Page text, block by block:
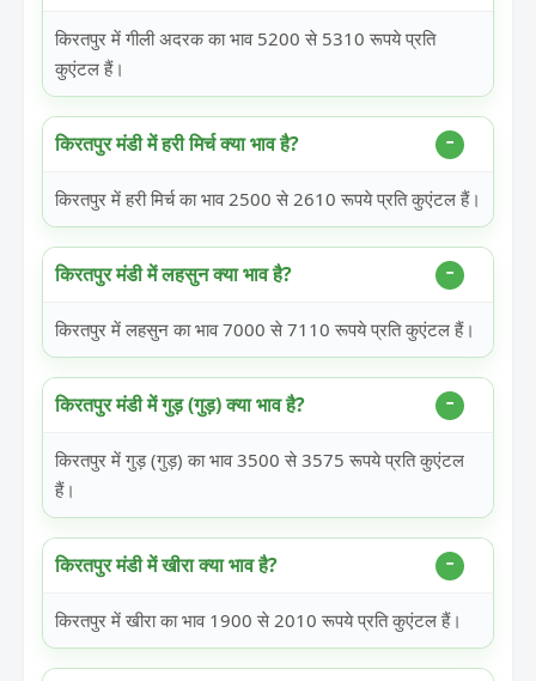
किरतपुर में गीली अदरक का भाव 5200 से 5310 रूपये प्रति
कुएंटल हैं।
किरतपुर मंडी में हरी मिर्च क्या भाव है?
किरतपुर में हरी मिर्च का भाव 2500 से 2610 रूपये प्रति कुएंटल हैं।
किरतपुर मंडी में लहसुन क्या भाव है?
किरतपुर में लहसुन का भाव 7000 से 7110 रूपये प्रति कुएंटल हैं।
किरतपुर मंडी में गुड़ (गुड़) क्या भाव है?
किरतपुर में गुड़ (गुड़) का भाव 3500 से 3575 रूपये प्रति कुएंटल
हैं।
किरतपुर मंडी में खीरा क्या भाव है?
किरतपुर में खीरा का भाव 1900 से 2010 रूपये प्रति कुएंटल हैं।